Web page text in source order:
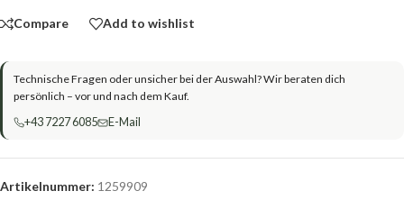
Compare Add to wishlist
Technische Fragen oder unsicher bei der Auswahl? Wir beraten dich
persönlich – vor und nach dem Kauf.
+43 7227 6085 E-Mail
Artikelnummer: 1259909